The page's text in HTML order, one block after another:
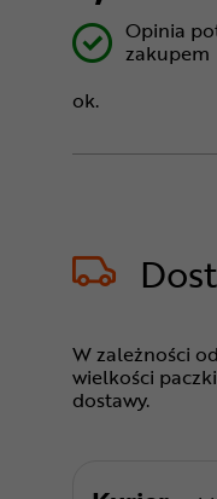
Opinia
zakupem
ok.
W zależności
wielkości
dostawy.